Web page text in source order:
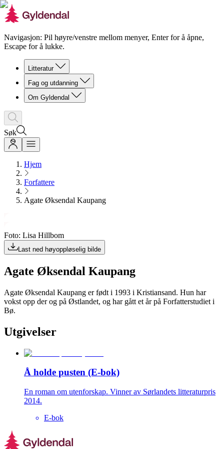
Navigasjon: Pil høyre/venstre mellom menyer, Enter for å åpne,
Escape for å lukke.
Litteratur
Fag og utdanning
Om Gyldendal
Søk
Hjem
Forfattere
Agate Øksendal Kaupang
Foto: Lisa Hillbom
Last ned høyoppløselig bilde
Agate Øksendal Kaupang
Agate Øksendal Kaupang er født i 1993 i Kristiansand. Hun har
vokst opp der og på Østlandet, og har gått et år på Forfatterstudiet i
Bø.
Utgivelser
Å holde pusten (E-bok)
En roman om utenforskap. Vinner av Sørlandets litteraturpris
2014.
E-bok